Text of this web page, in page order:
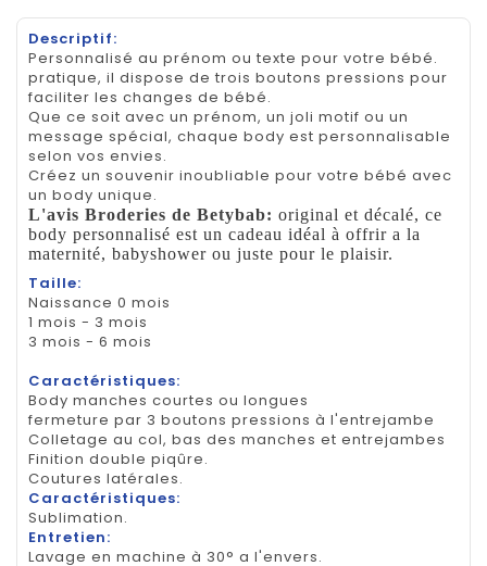
Descriptif:
Personnalisé au prénom ou texte pour votre bébé.
pratique, il dispose de trois boutons pressions pour
faciliter les changes de bébé.
Que ce soit avec un prénom, un joli motif ou un
message spécial, chaque body est personnalisable
selon vos envies.
Créez un souvenir inoubliable pour votre bébé avec
un body unique.
L'avis Broderies de Betybab: original et décalé, ce
body personnalisé est un cadeau idéal à offrir a la
maternité, babyshower ou juste pour le plaisir.
Taille:
Naissance 0 mois
1 mois - 3 mois
3 mois - 6 mois
Caractéristiques:
Body manches courtes ou longues
fermeture par 3 boutons pressions à l'entrejambe
Colletage au col, bas des manches et entrejambes
Finition double piqûre.
Coutures latérales.
Caractéristiques:
Sublimation.
Entretien:
Lavage en machine à 30° a l'envers.